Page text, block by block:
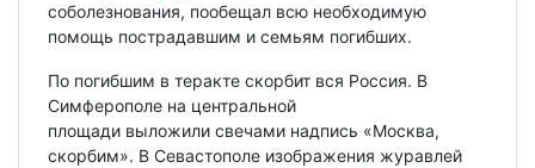
соболезнования, пообещал всю необходимую
помощь пострадавшим и семьям погибших.
По погибшим в теракте скорбит вся Россия. В
Симферополе на центральной
площади выложили свечами надпись «Москва,
скорбим». В Севастополе изображения журавлей